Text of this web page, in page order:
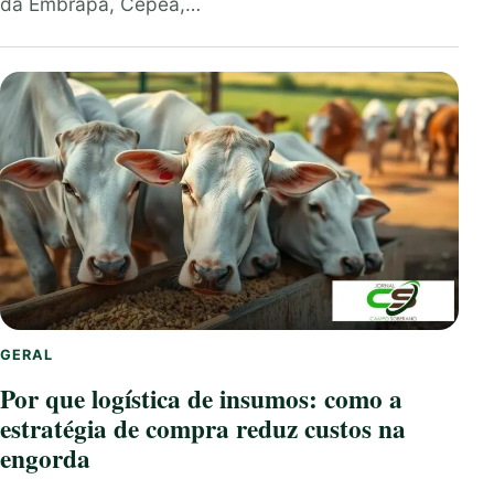
GERAL
Por que logística de insumos: como a
estratégia de compra reduz custos na
engorda